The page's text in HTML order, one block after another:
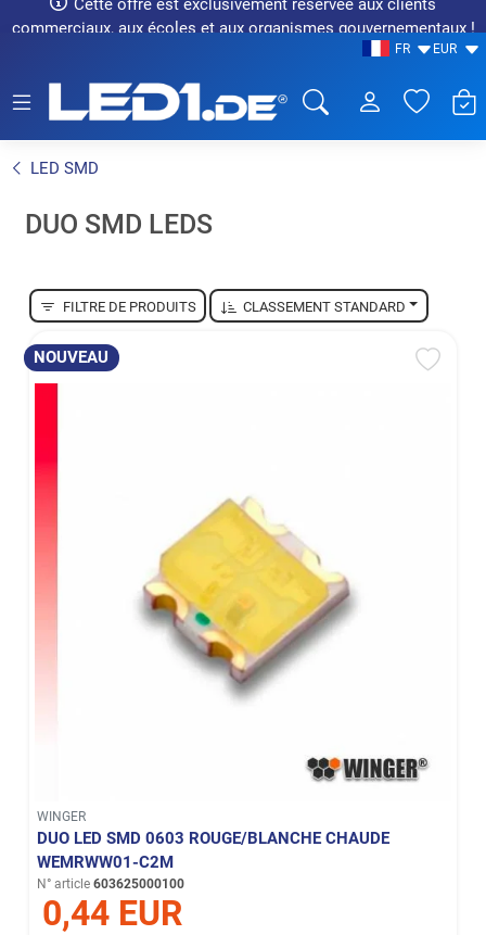
Cette offre est exclusivement réservée aux clients
commerciaux, aux écoles et aux organismes gouvernementaux !
FR EUR
LED SMD
DUO SMD LEDS
FILTRE DE PRODUITS CLASSEMENT STANDARD
NOUVEAU
WINGER
DUO LED SMD 0603 ROUGE/BLANCHE CHAUDE
WEMRWW01-C2M
N° article 603625000100
0,44 EUR